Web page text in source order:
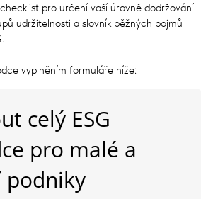
pro určení vaší úrovně dodržování
udržitelnosti a slovník běžných pojmů
vyplněním formuláře níže:
celý ESG
pro malé a
podniky